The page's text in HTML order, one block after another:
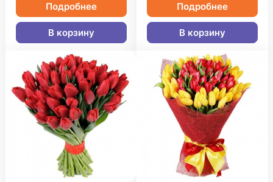
Подробнее
В корзину
Подробнее
В корзину